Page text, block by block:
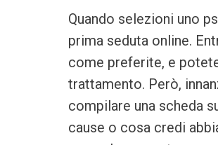
Quando selezioni uno
prima seduta online.
come preferite, e
trattamento. Però,
compilare una scheda
cause o cosa credi